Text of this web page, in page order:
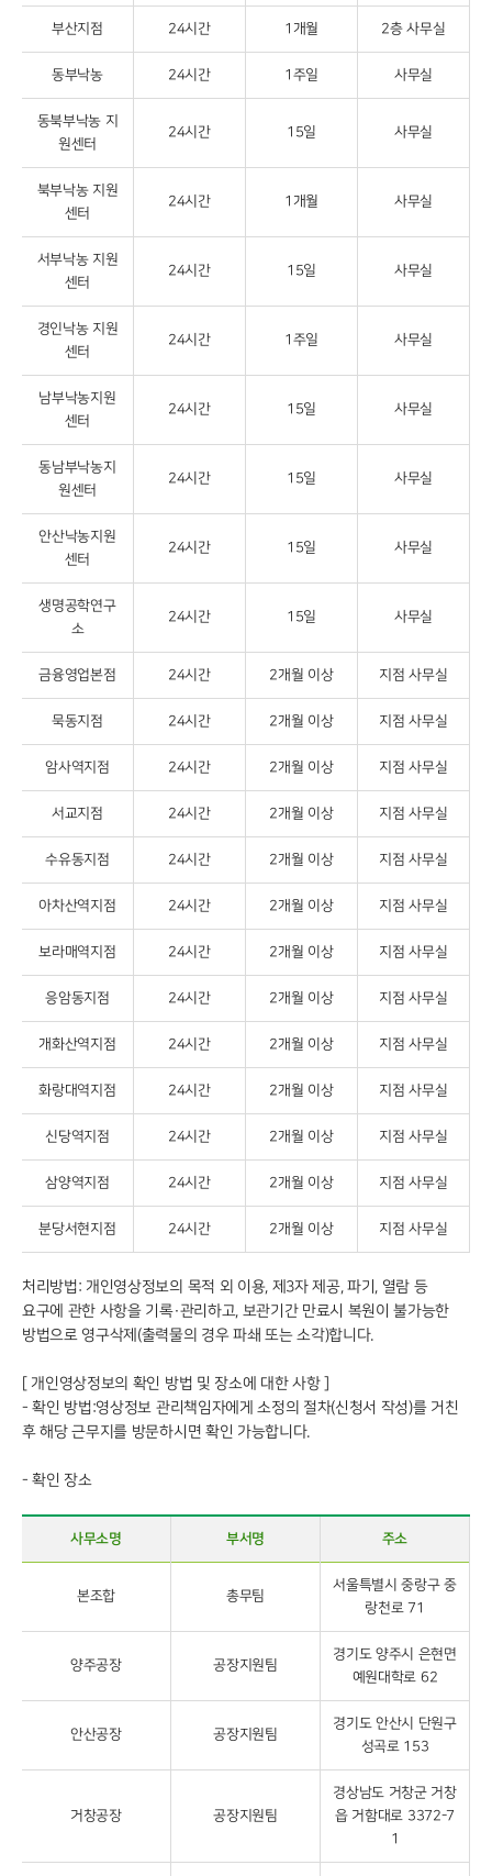
부산지점 24시간 1개월 2층 사무실
동부낙농 24시간 1주일 사무실
동북부낙농 지
원센터
24시간 15일 사무실
북부낙농 지원
센터
24시간 1개월 사무실
서부낙농 지원
센터
24시간 15일 사무실
경인낙농 지원
센터
24시간 1주일 사무실
남부낙농지원
센터
24시간 15일 사무실
동남부낙농지
원센터
24시간 15일 사무실
안산낙농지원
센터
24시간 15일 사무실
생명공학연구
소
24시간 15일 사무실
금융영업본점 24시간 2개월 이상 지점 사무실
묵동지점 24시간 2개월 이상 지점 사무실
암사역지점 24시간 2개월 이상 지점 사무실
서교지점 24시간 2개월 이상 지점 사무실
수유동지점 24시간 2개월 이상 지점 사무실
아차산역지점 24시간 2개월 이상 지점 사무실
보라매역지점 24시간 2개월 이상 지점 사무실
응암동지점 24시간 2개월 이상 지점 사무실
개화산역지점 24시간 2개월 이상 지점 사무실
화랑대역지점 24시간 2개월 이상 지점 사무실
신당역지점 24시간 2개월 이상 지점 사무실
삼양역지점 24시간 2개월 이상 지점 사무실
분당서현지점 24시간 2개월 이상 지점 사무실
처리방법: 개인영상정보의 목적 외 이용, 제3자 제공, 파기, 열람 등
요구에 관한 사항을 기록·관리하고, 보관기간 만료시 복원이 불가능한
방법으로 영구삭제(출력물의 경우 파쇄 또는 소각)합니다.
[ 개인영상정보의 확인 방법 및 장소에 대한 사항 ]
- 확인 방법:영상정보 관리책임자에게 소정의 절차(신청서 작성)를 거친
후 해당 근무지를 방문하시면 확인 가능합니다.
- 확인 장소
사무소명 부서명 주소
본조합 총무팀
서울특별시 중랑구 중
랑천로 71
양주공장 공장지원팀
경기도 양주시 은현면
예원대학로 62
안산공장 공장지원팀
경기도 안산시 단원구
성곡로 153
거창공장 공장지원팀
경상남도 거창군 거창
읍 거함대로 3372-7
1